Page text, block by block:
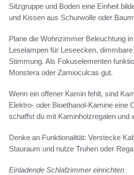
Sitzgruppe und Boden eine Einheit
und Kissen aus Schurwolle oder
Plane die Wohnzimmer Beleuchtung
Leselampen für Leseecken,
Stimmung. Als Fokuselementen
Monstera oder Zamioculcas gut.
Wenn ein offener Kamin fehlt, sind
Elektro- oder Bioethanol-Kamine eine
schaffst du mit Kaminholzregalen und
Denke an Funktionalität: Verstecke
Stauraum und nutze Truhen oder
Einladende Schlafzimmer einrichten